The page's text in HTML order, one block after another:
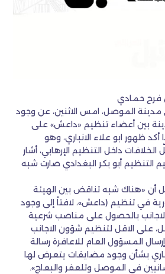
فرح حمادي
الموصل، امس الاثنين، عن وجود
بين أعضاء تنظيم «داعش» على
أكد ظهور ابو علاء الانباري، وهو
داخل التنظيم الإرهابي، أشار
التنظيم أبو بكر البغدادي صارت شبه
«هناك شبه تناقض بين الهيئة
في تنظيم (داعش»، لافتاً إلى وجود
بالحصول على مناصب شرعية
على الاقل لتنظيم شؤون الاجانب
المسؤول العام للاعافرة رسالة
بشأن وجود مضايقات يتعرض لها
في الموصل وتلعفر والبعاج».